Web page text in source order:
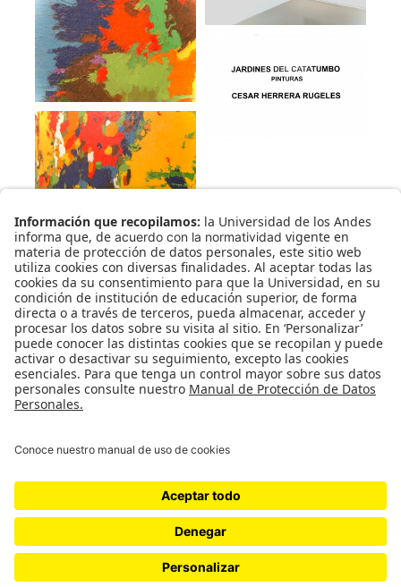
octubre 11, 2014
en2014
2014
Catatumbo
César Herrera Rugeles
conversación
Lucas Ospina octubre
Sala de
Proyectos
← ENTRADA ANTERIOR
ENTRADA SIGUIENTE →